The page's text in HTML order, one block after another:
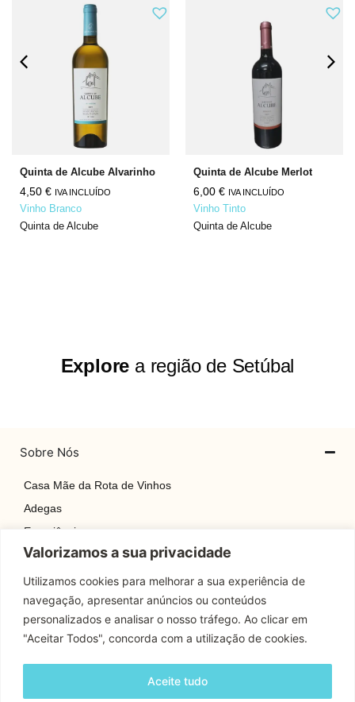
Valorizamos a sua privacidade
Utilizamos cookies para melhorar a sua experiência de
navegação, apresentar anúncios ou conteúdos
personalizados e analisar o nosso tráfego. Ao clicar em
"Aceitar Todos", concorda com a utilização de cookies.
Aceite tudo
Quinta de Alcube Alvarinho
4,50 € IVA INCLUÍDO
Vinho Branco
Quinta de Alcube
Quinta de Alcube Merlot
6,00 € IVA INCLUÍDO
Vinho Tinto
Quinta de Alcube
Explore a região de Setúbal
Sobre Nós
Casa Mãe da Rota de Vinhos
Adegas
Experiências
Explore
Rotas
Contactos
Apoio Cliente